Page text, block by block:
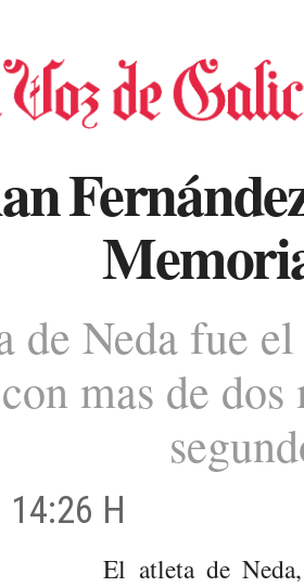
de Neda fue
mas de
H
El atleta de